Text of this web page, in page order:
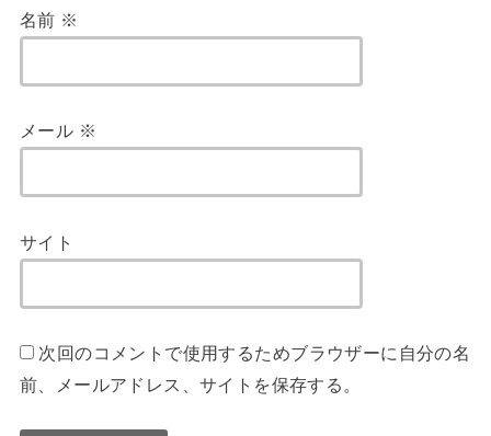
名前 ※
メール ※
サイト
次回のコメントで使用するためブラウザーに自分の名
前、メールアドレス、サイトを保存する。